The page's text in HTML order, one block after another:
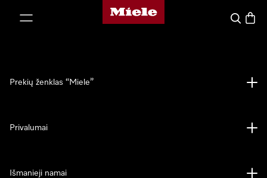
"Miele" pradžios tinklalapis
Paieška
Prekių ženklas “Miele”
Privalumai
Išmanieji namai